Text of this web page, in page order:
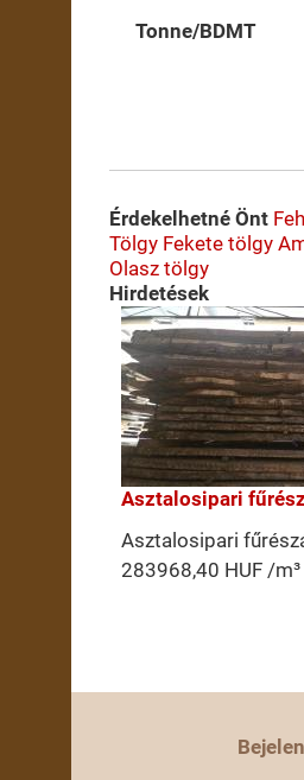
Tonne/BDMT
Érdekelhetné Önt
Tölgy Fekete tölgy
Olasz tölgy
Hirdetések
Asztalosipari
Asztalosipari
283968,40 HUF /m³